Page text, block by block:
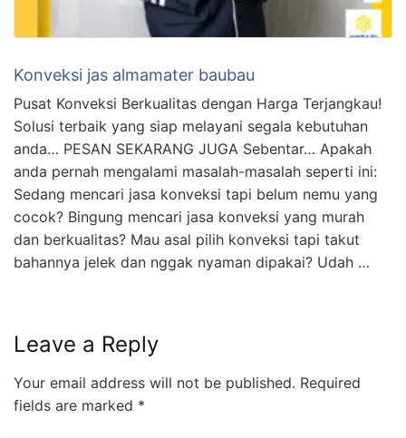
Konveksi jas almamater baubau
Pusat Konveksi Berkualitas dengan Harga Terjangkau!
Solusi terbaik yang siap melayani segala kebutuhan
anda… PESAN SEKARANG JUGA Sebentar… Apakah
anda pernah mengalami masalah-masalah seperti ini:
Sedang mencari jasa konveksi tapi belum nemu yang
cocok? Bingung mencari jasa konveksi yang murah
dan berkualitas? Mau asal pilih konveksi tapi takut
bahannya jelek dan nggak nyaman dipakai? Udah …
Leave a Reply
Your email address will not be published. Required
fields are marked *